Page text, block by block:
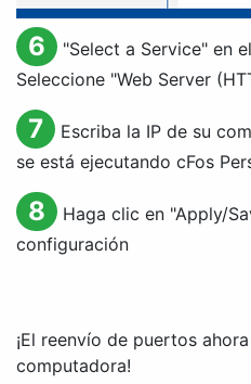
6 "Select a Service" en
Seleccione "Web Server
7
Escriba la IP de su
se está ejecutando cFos
8 Haga clic en "Apply/
configuración
¡El reenvío de puertos
computadora!